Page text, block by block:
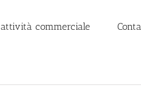
attività commerciale